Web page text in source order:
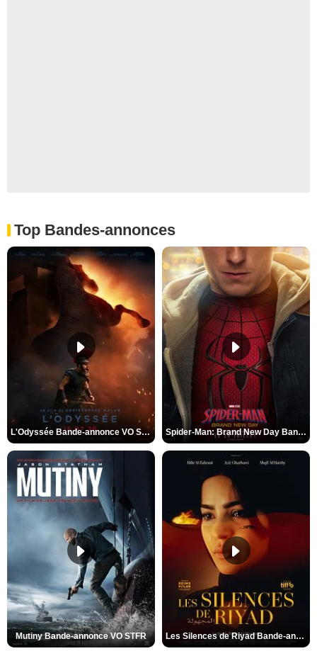
Top Bandes-annonces
L'Odyssée Bande-annonce VO STFR Spider-Man: Brand New Day Bande-annonce VO STFR
Mutiny Bande-annonce VO STFR Les Silences de Riyad Bande-annonce VO STFR